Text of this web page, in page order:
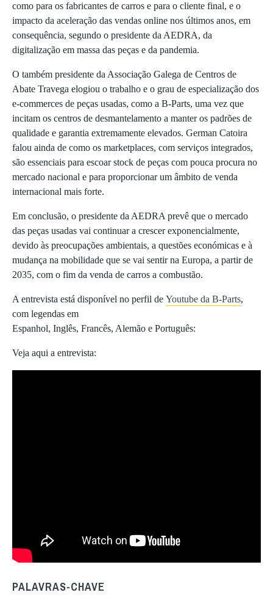
como para os fabricantes de carros e para o cliente final, e o
impacto da aceleração das vendas online nos últimos anos, em
consequência, segundo o presidente da AEDRA, da
digitalização em massa das peças e da pandemia.
O também presidente da Associação Galega de Centros de
Abate Travega elogiou o trabalho e o grau de especialização dos
e-commerces de peças usadas, como a B-Parts, uma vez que
incitam os centros de desmantelamento a manter os padrões de
qualidade e garantia extremamente elevados. German Catoira
falou ainda de como os marketplaces, com serviços integrados,
são essenciais para escoar stock de peças com pouca procura no
mercado nacional e para proporcionar um âmbito de venda
internacional mais forte.
Em conclusão, o presidente da AEDRA prevê que o mercado
das peças usadas vai continuar a crescer exponencialmente,
devido às preocupações ambientais, a questões económicas e à
mudança na mobilidade que se vai sentir na Europa, a partir de
2035, com o fim da venda de carros a combustão.
A entrevista está disponível no perfil de Youtube da B-Parts,
com legendas em
Espanhol, Inglês, Francês, Alemão e Português:
Veja aqui a entrevista:
PALAVRAS-CHAVE